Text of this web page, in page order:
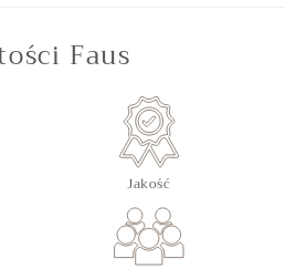
Faus
Jakość